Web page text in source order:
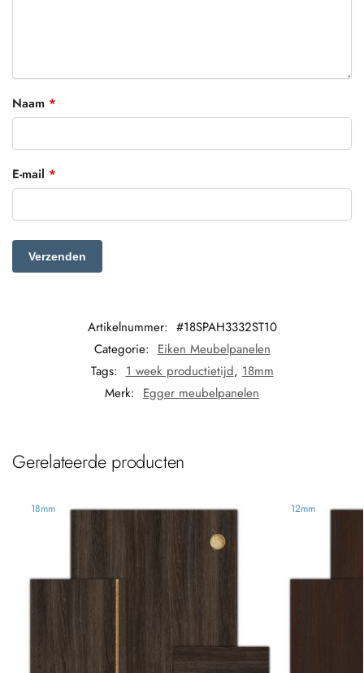
Naam *
E-mail *
Artikelnummer: #18SPAH3332ST10
Categorie: Eiken Meubelpanelen
Tags: 1 week productietijd, 18mm
Merk: Egger meubelpanelen
Gerelateerde producten
18mm 12mm